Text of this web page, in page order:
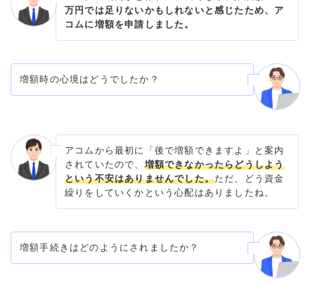
万円では足りないかもしれないと感じたため、ア
コムに増額を申請しました。
増額時の心境はどうでしたか？
アコムから最初に「後で増額できますよ」と案内
されていたので、 増額できなかったらどうしよう
という不安はありませんでした。ただ、どう資金
繰りをしていくかという心配はありましたね。
増額手続きはどのようにされましたか？